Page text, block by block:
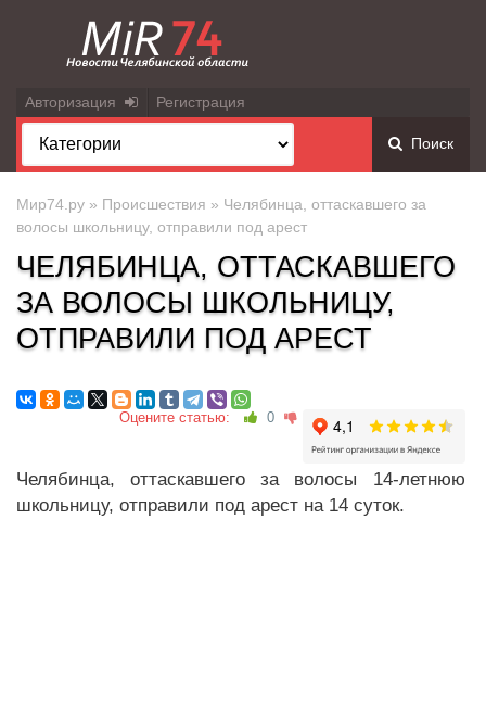
Авторизация Регистрация
Поиск
Мир74.ру » Происшествия » Челябинца, оттаскавшего за
волосы школьницу, отправили под арест
ЧЕЛЯБИНЦА, ОТТАСКАВШЕГО
ЗА ВОЛОСЫ ШКОЛЬНИЦУ,
ОТПРАВИЛИ ПОД АРЕСТ
Оцените статью: 0
Челябинца, оттаскавшего за волосы 14-летнюю
школьницу, отправили под арест на 14 суток.